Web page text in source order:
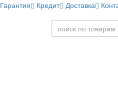
Гарантия Кредит Доставка